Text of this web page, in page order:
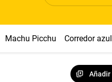
Machu Picchu Corredor azul
Añadir